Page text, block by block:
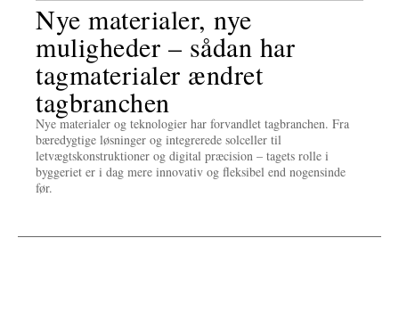
Nye materialer, nye
muligheder – sådan har
tagmaterialer ændret
tagbranchen
Nye materialer og teknologier har forvandlet tagbranchen. Fra
bæredygtige løsninger og integrerede solceller til
letvægtskonstruktioner og digital præcision – tagets rolle i
byggeriet er i dag mere innovativ og fleksibel end nogensinde
før.